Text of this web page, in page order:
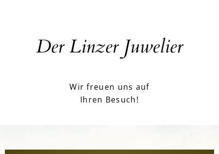
Der Linzer Juwelier
Wir freuen uns auf
Ihren Besuch!